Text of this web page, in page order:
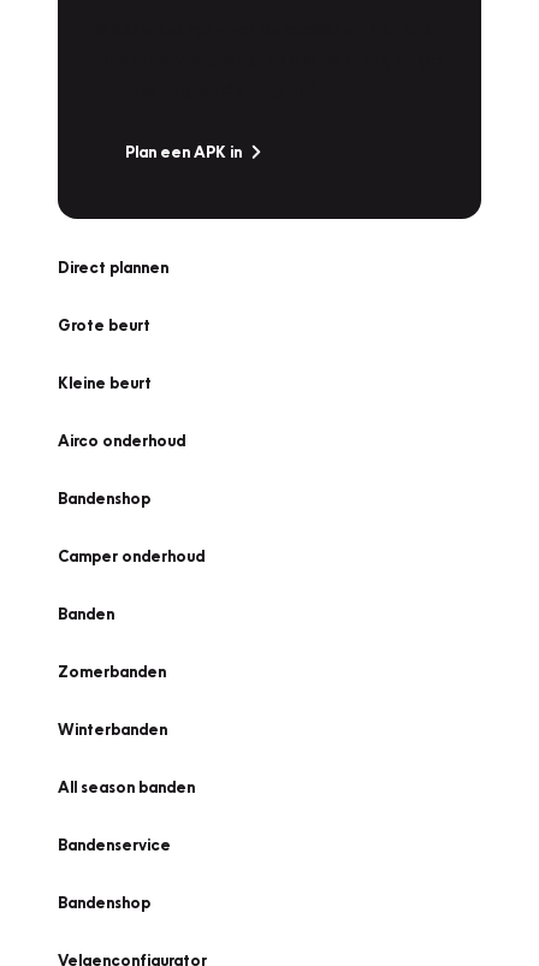
Plan een APK in
Direct plannen
Grote beurt
Kleine beurt
Airco onderhoud
Bandenshop
Camper onderhoud
Banden
Zomerbanden
Winterbanden
All season banden
Bandenservice
Bandenshop
Velgenconfigurator